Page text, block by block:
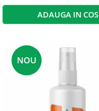
ADAUGA IN COS
NOU